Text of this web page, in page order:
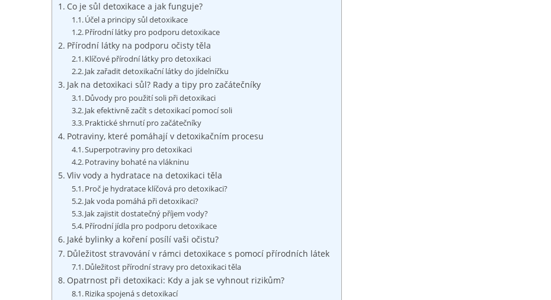
Co je sůl detoxikace ⁣a jak funguje?
Účel a principy ​sůl detoxikace
Přírodní látky‌ pro podporu detoxikace
Přírodní⁢ látky na ⁢podporu očisty těla
Klíčové přírodní látky pro detoxikaci
Jak​ zařadit detoxikační ‌látky do jídelníčku
Jak na detoxikaci sůl?​ Rady a ⁢tipy pro začátečníky
Důvody ​pro použití⁣ soli při detoxikaci
Jak efektivně‍ začít ⁤s detoxikací pomocí soli
Praktické shrnutí pro​ začátečníky
Potraviny,⁣ které​ pomáhají v detoxikačním procesu
Superpotraviny ​pro ⁣detoxikaci
Potraviny bohaté na vlákninu
Vliv vody a⁤ hydratace na detoxikaci⁢ těla
Proč je hydratace klíčová ⁢pro detoxikaci?
Jak voda pomáhá při detoxikaci?
Jak zajistit dostatečný příjem ​vody?
Přírodní⁣ jídla ‍pro podporu detoxikace
Jaké bylinky a koření posílí⁢ vaši očistu?
Důležitost stravování⁢ v rámci detoxikace s pomocí ‌přírodních látek
Důležitost⁢ přírodní stravy pro detoxikaci těla
Opatrnost při detoxikaci: Kdy a jak ⁤se​ vyhnout rizikům?
Rizika spojená s detoxikací